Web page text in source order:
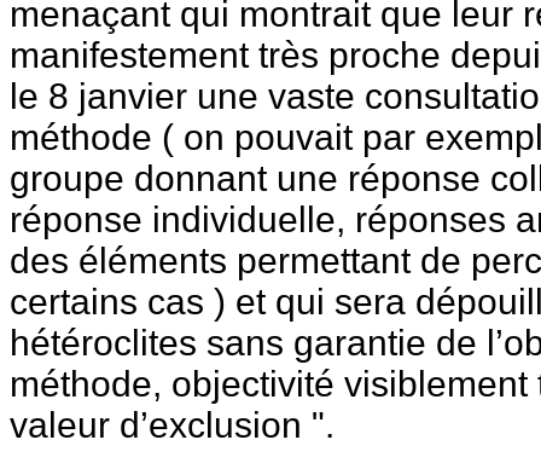
menaçant qui montrait que leur
manifestement très proche
le 8 janvier une vaste
méthode ( on pouvait par
groupe donnant une réponse
réponse individuelle, réponses
des éléments permettant de
certains cas ) et qui sera
hétéroclites sans garantie de
méthode, objectivité
valeur d’exclusion ".